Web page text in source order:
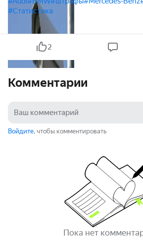
#Статистика
2
Комментарии
Войдите, чтобы комментировать
Пока нет